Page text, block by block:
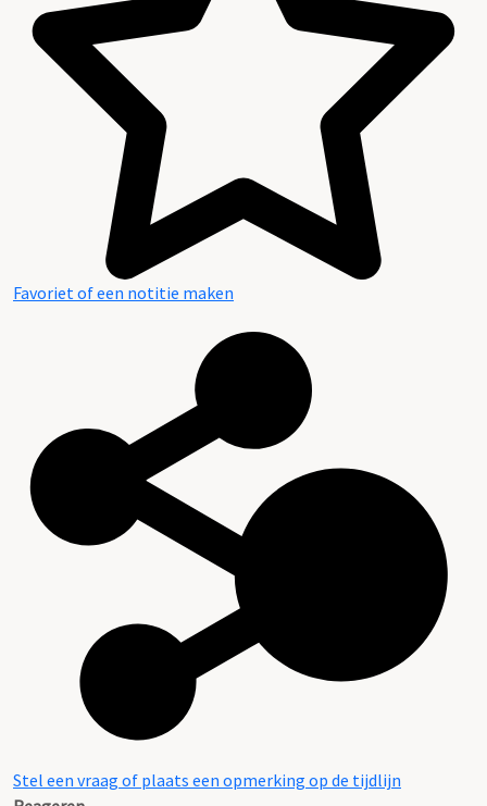
Favoriet of een notitie maken
Stel een vraag of plaats een opmerking op de tijdlijn